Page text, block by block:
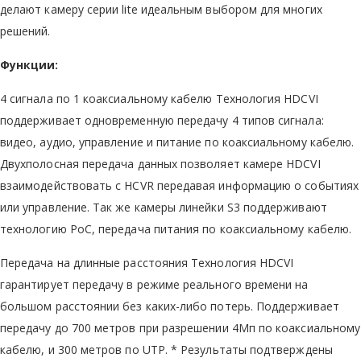
делают камеру серии lite идеальным выбором для многих
решений.
Функции:
4 сигнала по 1 коаксиальному кабелю Технология HDCVI
поддерживает одновременную передачу 4 типов сигнала:
видео, аудио, управление и питание по коаксиальному кабелю.
Двухполосная передача данных позволяет камере HDCVI
взаимодействовать с HCVR передавая информацию о событиях
или управление. Так же камеры линейки S3 поддерживают
технологию PoC, передача питания по коаксиальному кабелю.
Передача на длинные расстояния Технология HDCVI
гарантирует передачу в режиме реального времени на
большом расстоянии без каких-либо потерь. Поддерживает
передачу до 700 метров при разрешении 4Мп по коаксиальному
кабелю, и 300 метров по UTP. * Результаты подтверждены